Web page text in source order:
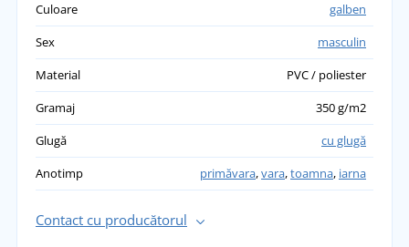
Culoare
galben
Sex
masculin
Material
PVC / poliester
Gramaj
350 g/m2
Glugă
cu glugă
Anotimp
primăvara,vara,toamna, iarna
Contact cu producătorul